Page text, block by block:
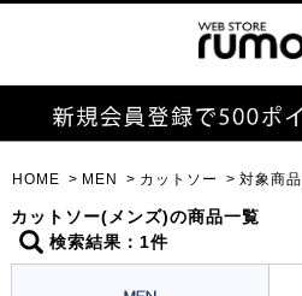
HOME MEN カットソー 対象商品
カットソー(メンズ)の商品一覧
検索結果：1件